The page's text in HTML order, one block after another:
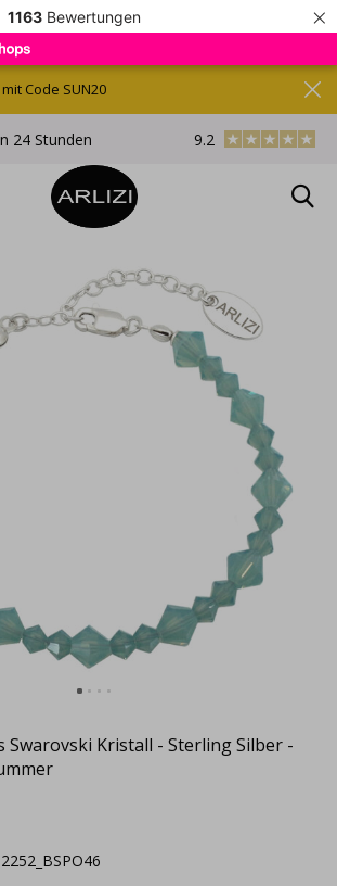
1163 Bewertungen ×
24 Stunden Kostenlose
9.2
Code SUN20
Swarovski Kristall - Sterling Silber -
2252_BSPO46